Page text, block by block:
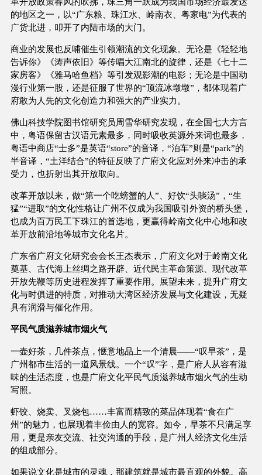
的地区之一，以“广东粮、珠江水、岭南衣、粤家电”为代表的
广货北进，叩开了内陆市场的大门。
商业的发展也反哺催生引领潮流的文化现象。无论是《轻轻地
告诉你》《涛声依旧》等传唱大江南北的旋律，还是《七十二
家房客》《雅马哈鱼档》等引发观影潮的电影；无论是中国动
漫行业第一股，还是征服了世界的“顶流冰墩墩”，都体现着广
府敢为人先的文化创造力和强大的产业实力。
佛山科技学院图书馆研究员周雪华研究发现，在全国七大方言
中，粤语保留古汉语元素最多，同时吸收英源外来词也最多，
粤语中商店“士多”是英语“store”的音译，“泊车”则是“park”的
半音译，“土洋结合”的特征反映了广府文化应对外来冲击的承
受力，也折射出其开放取向。
改革开放以来，做“第一个吃螃蟹的人”、好饮“头啖汤”，“生
猛”“进取”的文化性格让广州不仅成为我国吸引外资的桥头堡，
也成为百万民工下珠江的首选地，更赢得岭南文化中心地和改
革开放前沿地等城市文化名片。
广东省广府文化研究会会长王杰表示，广府文化对于岭南文化
奠基、古代海上丝绸之路开辟、近代民主革命策源、现代改革
开放先鞭等历史进程发挥了重要作用。展望未来，提升广府文
化与时俱进的特质，对推动大湾区经济发展与文化建设，无疑
具有润滑与催化作用。
平民气质滋养城市烟火气
一壶好茶，几件茶点，惬意地品上一个清晨——“叹早茶”，是
广州都市生活的一道风景线。一个“叹”字，是广府人从容有滋
味的生活态度，也是广府文化平民气质滋养城市烟火气的生动
写照。
虾饺、烧卖、叉烧包……丰富而精致的菜品体现着“食在广
州”的魅力，也展现着丰俭由人的宽容。如今，早茶不只满足享
用，更是亲友交流、社交沟通的手段，是广州人经济文化生活
的组成部分。
如果说文化是城市的灵魂，那建筑就是城市最直观的外貌。高